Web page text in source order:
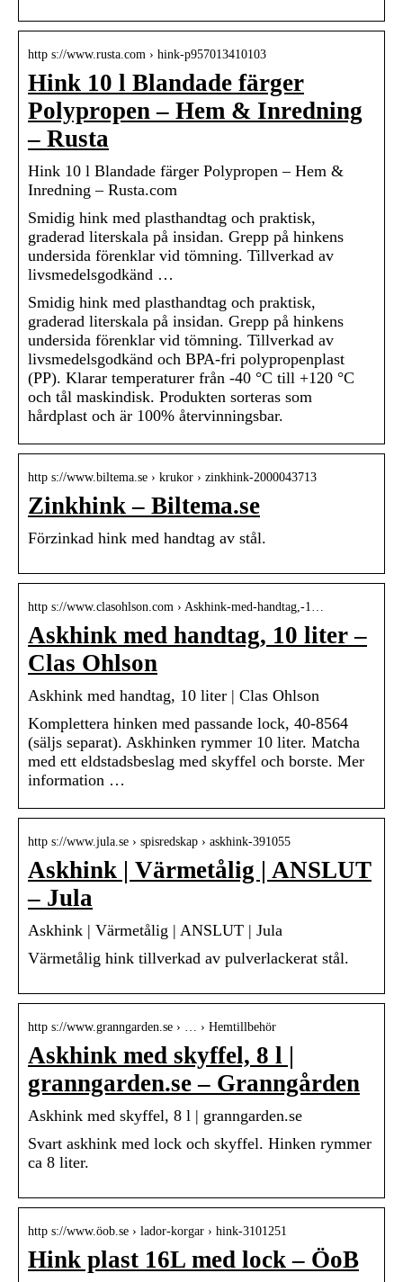
http s://www.rusta.com › hink-p957013410103
Hink 10 l Blandade färger
Polypropen – Hem & Inredning
– Rusta
Hink 10 l Blandade färger Polypropen – Hem &
Inredning – Rusta.com
Smidig hink med plasthandtag och praktisk,
graderad literskala på insidan. Grepp på hinkens
undersida förenklar vid tömning. Tillverkad av
livsmedelsgodkänd …
Smidig hink med plasthandtag och praktisk,
graderad literskala på insidan. Grepp på hinkens
undersida förenklar vid tömning. Tillverkad av
livsmedelsgodkänd och BPA-fri polypropenplast
(PP). Klarar temperaturer från -40 °C till +120 °C
och tål maskindisk. Produkten sorteras som
hårdplast och är 100% återvinningsbar.
http s://www.biltema.se › krukor › zinkhink-2000043713
Zinkhink – Biltema.se
Förzinkad hink med handtag av stål.
http s://www.clasohlson.com › Askhink-med-handtag,-1…
Askhink med handtag, 10 liter –
Clas Ohlson
Askhink med handtag, 10 liter | Clas Ohlson
Komplettera hinken med passande lock, 40-8564
(säljs separat). Askhinken rymmer 10 liter. Matcha
med ett eldstadsbeslag med skyffel och borste. Mer
information …
http s://www.jula.se › spisredskap › askhink-391055
Askhink | Värmetålig | ANSLUT
– Jula
Askhink | Värmetålig | ANSLUT | Jula
Värmetålig hink tillverkad av pulverlackerat stål.
http s://www.granngarden.se › … › Hemtillbehör
Askhink med skyffel, 8 l |
granngarden.se – Granngården
Askhink med skyffel, 8 l | granngarden.se
Svart askhink med lock och skyffel. Hinken rymmer
ca 8 liter.
http s://www.öob.se › lador-korgar › hink-3101251
Hink plast 16L med lock – ÖoB